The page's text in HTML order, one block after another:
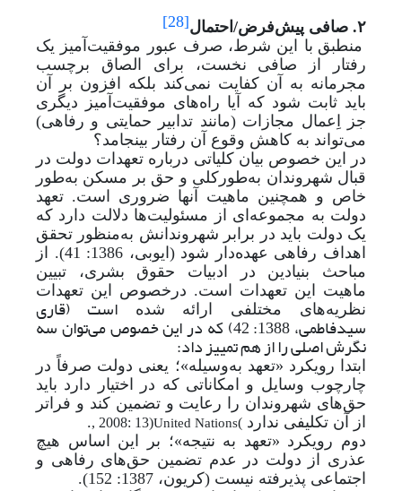
۲. صافی پیش‌فرض‌/‌احتمال
[28]
منطبق با این شرط، صرف عبور موفقیت‌آمیز یک
رفتار از صافی نخست، برای الصاق برچسب
مجرمانه به آن کفایت نمی‌کند بلکه افزون بر آن
باید ثابت شود که آیا راه‌های موفقیت‌آمیز دیگری
جز اِعمال مجازات (مانند تدابیر حمایتی و رفاهی)
می‌تواند به کاهش وقوع آن رفتار بینجامد؟
در این خصوص بیان کلیاتی درباره تعهدات دولت در
قبال شهروندان بهطور‌کلی و حق بر مسکن بهطور
خاص و همچنین ماهیت آنها ضروری است. تعهد
دولت به مجموعه‌ای از مسئولیت‌ها دلالت دارد که
یک دولت باید در برابر شهروندانش بهمنظور تحقق
اهداف رفاهی عهده‌دار شود (ایوبی، 1386: 41). از
مباحث بنیادین در ادبیات حقوق بشری، تبیین
ماهیت این تعهدات است. درخصوص این تعهدات
نظریه‌های مختلفی ارائه شده
است (قاری
سیدفاطمی، 1388: 42) که در این خصوص می‌توان سه
نگرش اصلی را از هم تمییز داد:
ابتدا رویکرد «تعهد بهوسیله»؛ یعنی دولت صرفاً در
چارچوب وسایل و امکاناتی که در اختیار دارد باید
حق‌های شهروندان را رعایت و تضمین کند و فراتر
از آن تکلیفی ندارد (
United Nations
, 2008: 13)
.
دوم رویکرد «تعهد به نتیجه»؛ بر این اساس هیچ
عذری از دولت در عدم تضمین حق‌های رفاهی و
اجتماعی پذیرفته نیست (کریون، 1387: 152).